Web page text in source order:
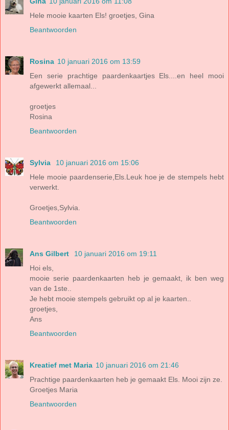
Hele mooie kaarten Els! groetjes, Gina
Beantwoorden
Rosina 10 januari 2016 om 13:59
Een serie prachtige paardenkaartjes Els....en heel mooi
afgewerkt allemaal...
groetjes
Rosina
Beantwoorden
Sylvia
10 januari 2016 om 15:06
Hele mooie paardenserie,Els.Leuk hoe je de stempels hebt
verwerkt.
Groetjes,Sylvia.
Beantwoorden
Ans Gilbert
10 januari 2016 om 19:11
Hoi els,
mooie serie paardenkaarten heb je gemaakt, ik ben weg
van de 1ste..
Je hebt mooie stempels gebruikt op al je kaarten..
groetjes,
Ans
Beantwoorden
Kreatief met Maria 10 januari 2016 om 21:46
Prachtige paardenkaarten heb je gemaakt Els. Mooi zijn ze.
Groetjes Maria
Beantwoorden